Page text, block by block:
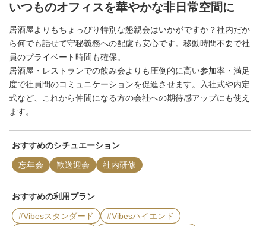
いつものオフィスを華やかな非日常空間に
居酒屋よりもちょっぴり特別な懇親会はいかがですか？社内だか
ら何でも話せて守秘義務への配慮も安心です。移動時間不要で社
員のプライベート時間も確保。
居酒屋・レストランでの飲み会よりも圧倒的に高い参加率・満足
度で社員間のコミュニケーションを促進させます。入社式や内定
式など、これから仲間になる方の会社への期待感アップにも使え
ます。
おすすめのシチュエーション
忘年会 歓送迎会 社内研修
おすすめの利用プラン
#Vibesスタンダード
#Vibesハイエンド